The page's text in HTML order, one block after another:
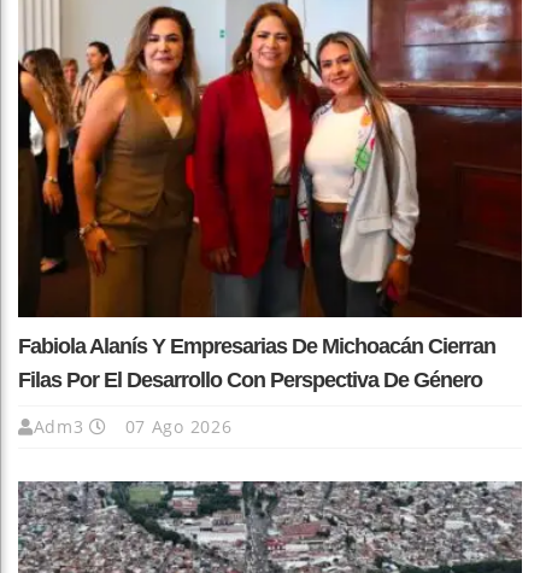
Fabiola Alanís Y Empresarias De Michoacán Cierran
Filas Por El Desarrollo Con Perspectiva De Género
Adm3 07 Ago 2026